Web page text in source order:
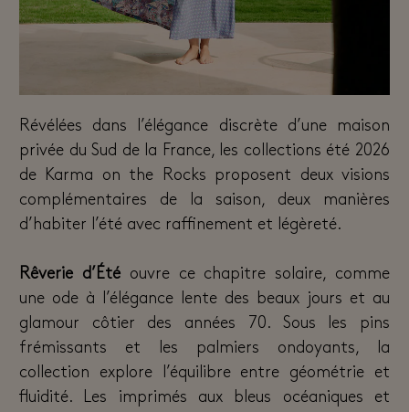
Révélées dans l’élégance discrète d’une maison
privée du Sud de la France, les collections été 2026
de Karma on the Rocks proposent deux visions
complémentaires de la saison, deux manières
d’habiter l’été avec raffinement et légèreté.
Rêverie d’Été ouvre ce chapitre solaire, comme
une ode à l’élégance lente des beaux jours et au
glamour côtier des années 70. Sous les pins
frémissants et les palmiers ondoyants, la
collection explore l’équilibre entre géométrie et
fluidité. Les imprimés aux bleus océaniques et